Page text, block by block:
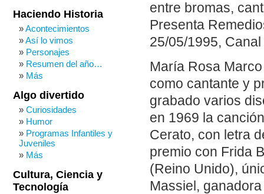
entre bromas,
Presenta
25/05/1995,
María Rosa
como cantante y
grabado varios
en 1969 la
Cerato, con letra
premio con Frida
(Reino Unido),
Massiel,
Haciendo Historia
Acontecimientos
Así lo vimos
Personajes
Resumen del año…
Más
Algo divertido
Curiosidades
Humor
Programas Infantiles y
Juveniles
Más
Cultura, Ciencia y
Tecnología